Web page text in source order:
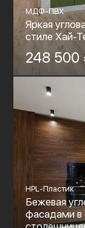
МДФ-ПВХ
Яркая
стиле Хай-
248 500
HPL-Пластик
Бежевая
фасадами в